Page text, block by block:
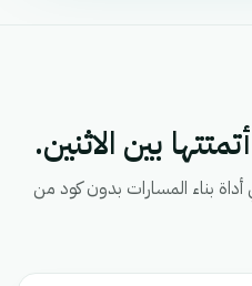
بين الاثنين.
بناء المسارات بدون كود من